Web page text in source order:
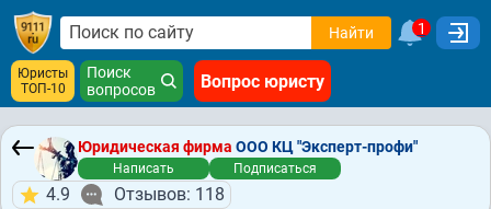
Найти 1
Юристы
ТОП-10
Поиск
вопросов
Вопрос юристу
Юридическая фирма ООО КЦ "Эксперт-профи"
Написать Подписаться
4.9 Отзывов: 118